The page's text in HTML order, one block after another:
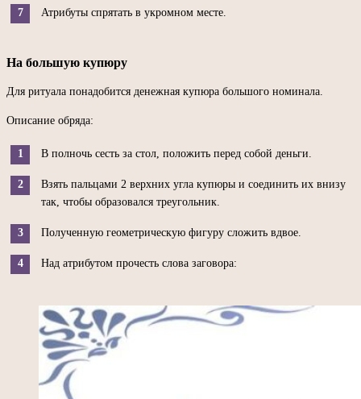
Атрибуты спрятать в укромном месте.
На большую купюру
Для ритуала понадобится денежная купюра большого номинала.
Описание обряда:
В полночь сесть за стол, положить перед собой деньги.
Взять пальцами 2 верхних угла купюры и соединить их внизу
так, чтобы образовался треугольник.
Полученную геометрическую фигуру сложить вдвое.
Над атрибутом прочесть слова заговора: